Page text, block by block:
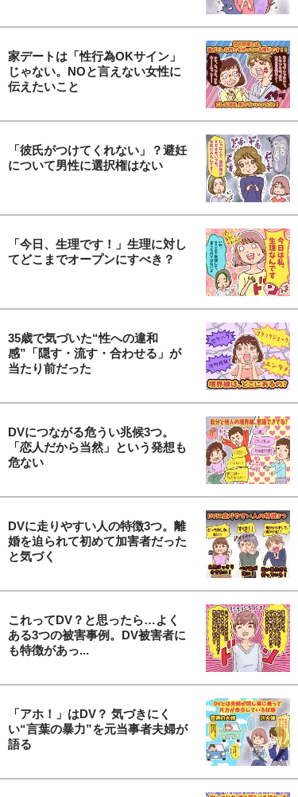
家デートは「性行為OKサイン」
じゃない。NOと言えない女性に
伝えたいこと
「彼氏がつけてくれない」？避妊
について男性に選択権はない
「今日、生理です！」生理に対し
てどこまでオープンにすべき？
35歳で気づいた“性への違和
感”「隠す・流す・合わせる」が
当たり前だった
DVにつながる危うい兆候3つ。
「恋人だから当然」という発想も
危ない
DVに走りやすい人の特徴3つ。離
婚を迫られて初めて加害者だった
と気づく
これってDV？と思ったら…よく
ある3つの被害事例。DV被害者に
も特徴があっ...
「アホ！」はDV？ 気づきにく
い“言葉の暴力”を元当事者夫婦が
語る